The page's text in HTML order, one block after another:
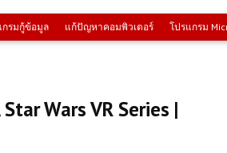
กรมกู้ข้อมูล แก้ปัญหาคอมพิวเตอร์ โปรแกรม
Wars VR Series |